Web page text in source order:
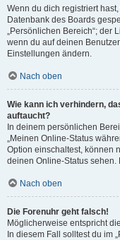
Wenn du dich registriert
Datenbank des Boards
„Persönlichen Bereich“; der
wenn du auf deinen
Einstellungen ändern.
Nach oben
Wie kann ich verhindern,
auftaucht?
In deinem persönlichen
„Meinen Online-Status
Option einschaltest, können
deinen Online-Status
Nach oben
Die Forenuhr geht falsch!
Möglicherweise entspricht
In diesem Fall solltest du im